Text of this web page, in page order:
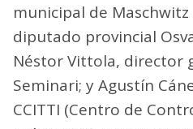
municipal de
diputado provincial
Néstor Vittola, director
Seminari; y Agustín
CCITTI (Centro de